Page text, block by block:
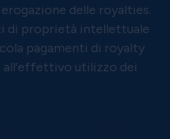
delle royalties.
di proprietà intellettuale
pagamenti di royalty
all’effettivo utilizzo dei